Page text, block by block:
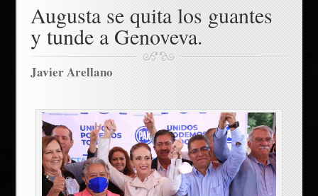
Augusta se quita los guantes
y tunde a Genoveva.
Javier Arellano